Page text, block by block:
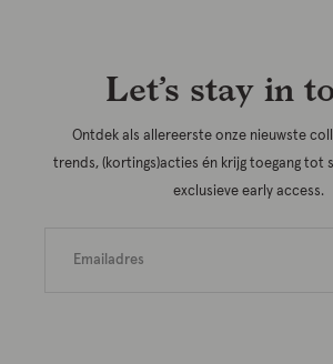
Let’s stay in
Ontdek als allereerste onze nieuwste
trends, (kortings)acties én krijg toegang tot
exclusieve early access.